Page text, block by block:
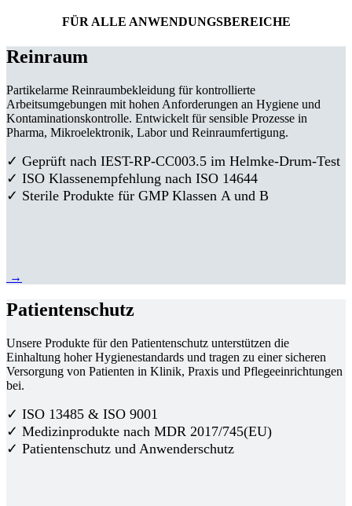
FÜR ALLE ANWENDUNGSBEREICHE
Reinraum
Partikelarme Reinraumbekleidung für kontrollierte
Arbeitsumgebungen mit hohen Anforderungen an Hygiene und
Kontaminationskontrolle. Entwickelt für sensible Prozesse in
Pharma, Mikroelektronik, Labor und Reinraumfertigung.
✓ Geprüft nach IEST-RP-CC003.5 im Helmke-Drum-Test
✓ ISO Klassenempfehlung nach ISO 14644
✓ Sterile Produkte für GMP Klassen A und B
→
Patientenschutz
Unsere Produkte für den Patientenschutz unterstützen die
Einhaltung hoher Hygienestandards und tragen zu einer sicheren
Versorgung von Patienten in Klinik, Praxis und Pflegeeinrichtungen
bei.
✓ ISO 13485 & ISO 9001
✓ Medizinprodukte nach MDR 2017/745(EU)
✓ Patientenschutz und Anwenderschutz